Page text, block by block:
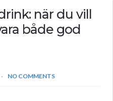
när du vill
både god
NO COMMENTS